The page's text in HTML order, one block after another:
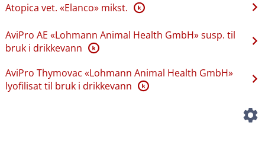
Atopica vet. «Elanco» mikst. K
AviPro AE «Lohmann Animal Health GmbH» susp. til
bruk i drikkevann K
AviPro Thymovac «Lohmann Animal Health GmbH»
lyofilisat til bruk i drikkevann K